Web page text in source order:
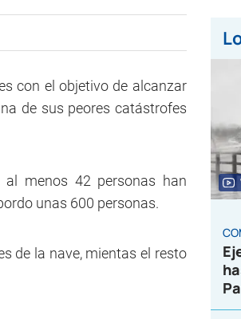
con el objetivo de alcanzar
de sus peores catástrofes
al menos 42 personas han
unas 600 personas.
de la nave, mientas el resto